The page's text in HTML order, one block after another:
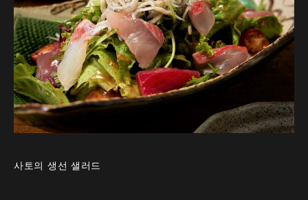
사토의 생선 샐러드